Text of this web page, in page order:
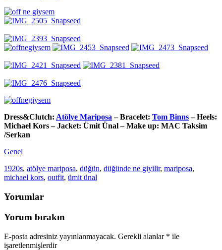
Dress&Clutch: Atölye Mariposa– Bracelet: Tom Binns– Heels:
Michael Kors – Jacket: Ümit Ünal – Make up: MAC Taksim
/Serkan
Genel
1920s, atölye mariposa, düğün, düğünde ne giyilir, mariposa,
michael kors, outfit, ümit ünal
Yorumlar
Yorum bırakın
E-posta adresiniz yayınlanmayacak. Gerekli alanlar * ile
işaretlenmişlerdir